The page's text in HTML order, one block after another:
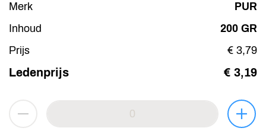
Merk
PUR
Inhoud
200 GR
Prijs
€ 3,79
Ledenprijs € 3,19